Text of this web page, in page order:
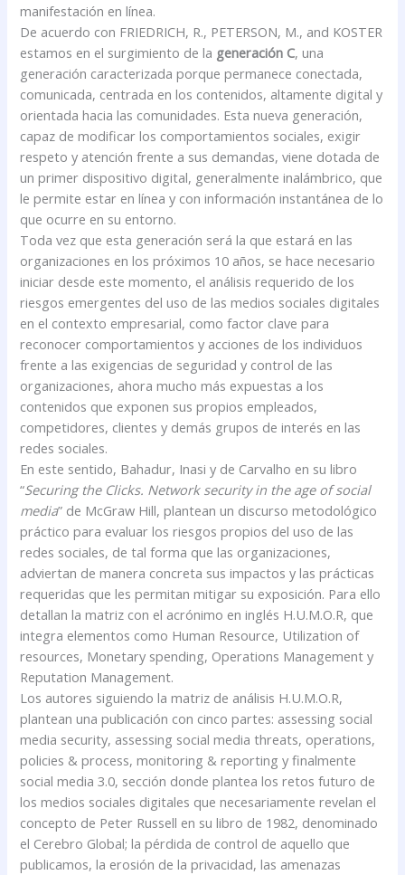
manifestación en línea.
De acuerdo con FRIEDRICH, R., PETERSON, M., and KOSTER
estamos en el surgimiento de la generación C, una
generación caracterizada porque permanece conectada,
comunicada, centrada en los contenidos, altamente digital y
orientada hacia las comunidades. Esta nueva generación,
capaz de modificar los comportamientos sociales, exigir
respeto y atención frente a sus demandas, viene dotada de
un primer dispositivo digital, generalmente inalámbrico, que
le permite estar en línea y con información instantánea de lo
que ocurre en su entorno.
Toda vez que esta generación será la que estará en las
organizaciones en los próximos 10 años, se hace necesario
iniciar desde este momento, el análisis requerido de los
riesgos emergentes del uso de las medios sociales digitales
en el contexto empresarial, como factor clave para
reconocer comportamientos y acciones de los individuos
frente a las exigencias de seguridad y control de las
organizaciones, ahora mucho más expuestas a los
contenidos que exponen sus propios empleados,
competidores, clientes y demás grupos de interés en las
redes sociales.
En este sentido, Bahadur, Inasi y de Carvalho en su libro
“Securing the Clicks. Network security in the age of social
media” de McGraw Hill, plantean un discurso metodológico
práctico para evaluar los riesgos propios del uso de las
redes sociales, de tal forma que las organizaciones,
adviertan de manera concreta sus impactos y las prácticas
requeridas que les permitan mitigar su exposición. Para ello
detallan la matriz con el acrónimo en inglés H.U.M.O.R, que
integra elementos como Human Resource, Utilization of
resources, Monetary spending, Operations Management y
Reputation Management.
Los autores siguiendo la matriz de análisis H.U.M.O.R,
plantean una publicación con cinco partes: assessing social
media security, assessing social media threats, operations,
policies & process, monitoring & reporting y finalmente
social media 3.0, sección donde plantea los retos futuro de
los medios sociales digitales que necesariamente revelan el
concepto de Peter Russell en su libro de 1982, denominado
el Cerebro Global; la pérdida de control de aquello que
publicamos, la erosión de la privacidad, las amenazas